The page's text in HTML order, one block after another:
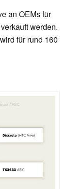
an OEMs für
werden.
für rund 160